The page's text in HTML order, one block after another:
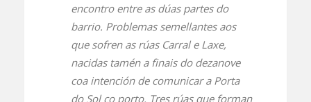
encontro entre as dúas partes do
barrio. Problemas semellantes aos
que sofren as rúas Carral e Laxe,
nacidas tamén a finais do dezanove
coa intención de comunicar a Porta
do Sol co porto. Tres rúas que forman